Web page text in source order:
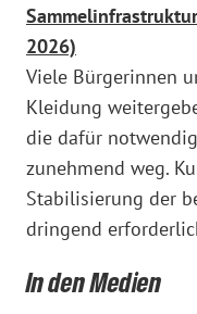
2026)
Viele Bürgerinnen
Kleidung
die dafür
zunehmend weg.
Stabilisierung der
dringend
In den Medien